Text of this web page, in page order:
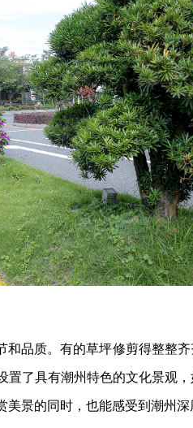
品质。有的草坪修剪得整整
了具有潮州特色的文化景观
景的同时，也能感受到潮州深